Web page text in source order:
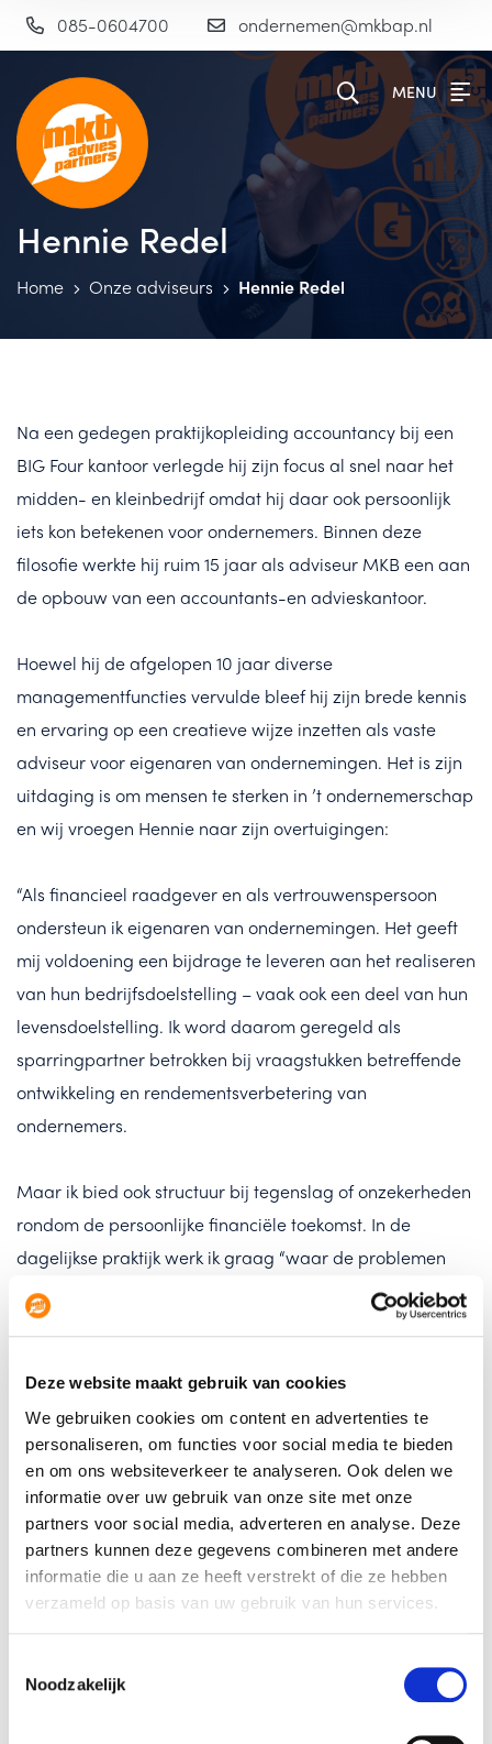
Deze website maakt gebruik van cookies
We gebruiken cookies om content en advertenties te
personaliseren, om functies voor social media te bieden
en om ons websiteverkeer te analyseren. Ook delen we
informatie over uw gebruik van onze site met onze
partners voor social media, adverteren en analyse. Deze
partners kunnen deze gegevens combineren met andere
informatie die u aan ze heeft verstrekt of die ze hebben
verzameld op basis van uw gebruik van hun services.
Noodzakelijk
085-0604700 ondernemen@mkbap.nl
MENU
Hennie Redel
Home Onze adviseurs Hennie Redel
Na een gedegen praktijkopleiding accountancy bij een
BIG Four kantoor verlegde hij zijn focus al snel naar het
midden- en kleinbedrijf omdat hij daar ook persoonlijk
iets kon betekenen voor ondernemers. Binnen deze
filosofie werkte hij ruim 15 jaar als adviseur MKB een aan
de opbouw van een accountants-en advieskantoor.
Hoewel hij de afgelopen 10 jaar diverse
managementfuncties vervulde bleef hij zijn brede kennis
en ervaring op een creatieve wijze inzetten als vaste
adviseur voor eigenaren van ondernemingen. Het is zijn
uitdaging is om mensen te sterken in ’t ondernemerschap
en wij vroegen Hennie naar zijn overtuigingen:
“Als financieel raadgever en als vertrouwenspersoon
ondersteun ik eigenaren van ondernemingen. Het geeft
mij voldoening een bijdrage te leveren aan het realiseren
van hun bedrijfsdoelstelling – vaak ook een deel van hun
levensdoelstelling. Ik word daarom geregeld als
sparringpartner betrokken bij vraagstukken betreffende
ontwikkeling en rendementsverbetering van
ondernemers.
Maar ik bied ook structuur bij tegenslag of onzekerheden
rondom de persoonlijke financiële toekomst. In de
dagelijkse praktijk werk ik graag “waar de problemen
zijn” en probeer ik de ondernemer te ontzorgen door
informatie te vereenvoudigen. Binnen hun beslisproces
zichtbaar gemaakt”